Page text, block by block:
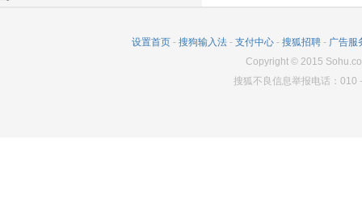
设置首页 - 搜狗输入法 - 支付中心 - 搜狐招聘 - 广告服
Copyright© 2015
搜狐不良信息举报电话：010